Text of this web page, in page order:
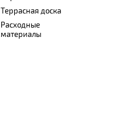
Террасная доска
Расходные
материалы